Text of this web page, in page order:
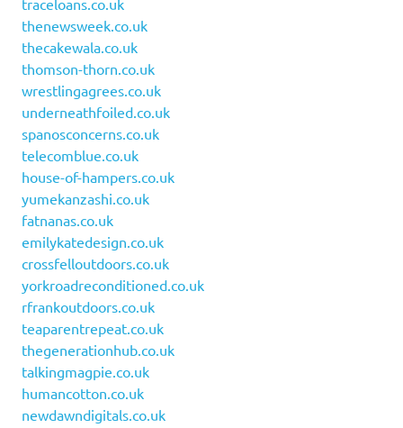
traceloans.co.uk
thenewsweek.co.uk
thecakewala.co.uk
thomson-thorn.co.uk
wrestlingagrees.co.uk
underneathfoiled.co.uk
spanosconcerns.co.uk
telecomblue.co.uk
house-of-hampers.co.uk
yumekanzashi.co.uk
fatnanas.co.uk
emilykatedesign.co.uk
crossfelloutdoors.co.uk
yorkroadreconditioned.co.uk
rfrankoutdoors.co.uk
teaparentrepeat.co.uk
thegenerationhub.co.uk
talkingmagpie.co.uk
humancotton.co.uk
newdawndigitals.co.uk